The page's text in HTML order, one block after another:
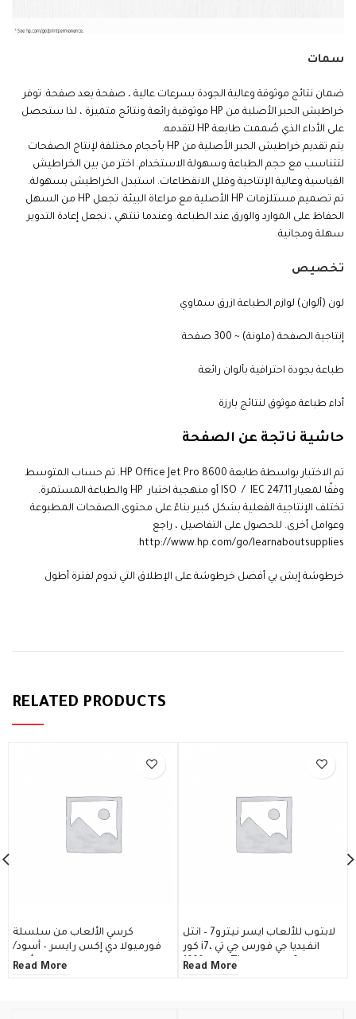
سمات
ضمان نتائج موثوقة وعالية الجودة بسرعات عالية ، صفحة بعد صفحة. توفر
خراطيش الحبر الأصلية من HP موثوقية رائعة ونتائج متميزة ، لذا ستحصل
على الأداء الذي صُممت طابعة HP لتقدمه.
يتم تقديم خراطيش الحبر الأصلية من HP بأحجام مختلفة لإنتاج الصفحات
لتتناسب مع حجم الطباعة وسهولة الاستخدام. اختر من بين الخراطيش
القياسية وعالية الإنتاجية وقلل الانقطاعات. استبدل الخراطيش بسهولة.
تم تصميم مستلزمات HP الأصلية مع مراعاة البيئة. تجعل HP من السهل
الحفاظ على الموارد والورق عند الطباعة. وعندما تنتهي ، نجعل إعادة التدوير
سهلة ومجانية.
تخصيص
لون (ألوان) لوازم الطباعة ازرق سماوي
إنتاجية الصفحة (ملونة) ~ 300 صفحة
طباعة بجودة احترافية بألوان رائعة
أداء طباعة موثوق لنتائج بارزة
حاشية ناتجة عن الصفحة
تم الاختبار بواسطة طابعة HP Office Jet Pro 8600. تم حساب المتوسط
وفقًا لمعيار ISO / IEC 24711 أو منهجية اختبار HP والطباعة المستمرة.
تختلف الإنتاجية الفعلية بشكل كبير بناءً على محتوى الصفحات المطبوعة
وعوامل أخرى. للحصول على التفاصيل ، راجع
http://www.hp.com/go/learnaboutsupplies.
خرطوشة إيش بي أفضل خرطوشة على الإطلاق التي تدوم لفترة أطول
RELATED PRODUCTS
كرسي الألعاب من سلسلة
فورميولا دي إكس رايسر – أسود/
أحمر
Read More
لابتوب للألعاب ايسر نيترو7 – انتل
كور i7، انفيديا جي فورس جي تي
اكس 1660TI بحجم 6 جيجابايت ،
Read More